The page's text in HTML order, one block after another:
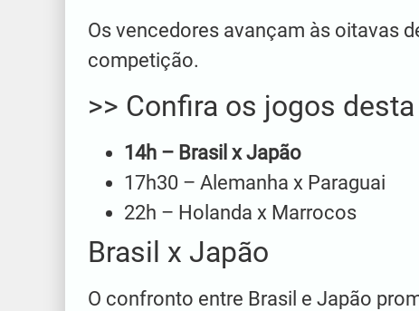
Os vencedores avançam às oitavas
competição.
>> Confira os jogos
14h – Brasil x Japão
17h30 – Alemanha x Paraguai
22h – Holanda x Marrocos
Brasil x Japão
O confronto entre Brasil e Japão